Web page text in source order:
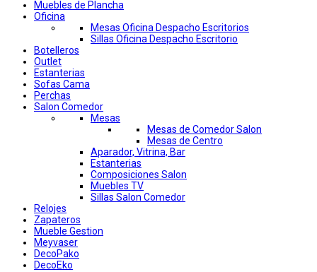
Muebles de Plancha
Oficina
Mesas Oficina Despacho Escritorios
Sillas Oficina Despacho Escritorio
Botelleros
Outlet
Estanterias
Sofas Cama
Perchas
Salon Comedor
Mesas
Mesas de Comedor Salon
Mesas de Centro
Aparador, Vitrina, Bar
Estanterias
Composiciones Salon
Muebles TV
Sillas Salon Comedor
Relojes
Zapateros
Mueble Gestion
Meyvaser
DecoPako
DecoEko